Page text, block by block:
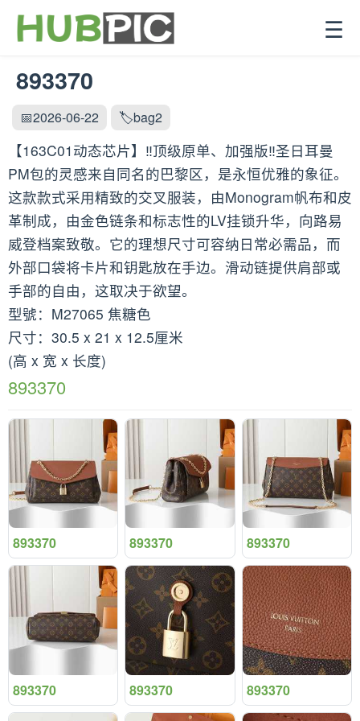
☰
893370
📅2026-06-22 🏷️bag2
【163C01动态芯片】‼️顶级原单、加强版‼️圣日耳曼
PM包的灵感来自同名的巴黎区，是永恒优雅的象征。
这款款式采用精致的交叉服装，由Monogram帆布和皮
革制成，由金色链条和标志性的LV挂锁升华，向路易
威登档案致敬。它的理想尺寸可容纳日常必需品，而
外部口袋将卡片和钥匙放在手边。滑动链提供肩部或
手部的自由，这取决于欲望。
型號：M27065 焦糖色
尺寸：30.5 x 21 x 12.5厘米
(高 x 宽 x 长度)
893370
893370 893370 893370
893370 893370 893370